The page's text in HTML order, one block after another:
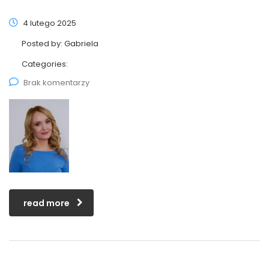
4 lutego 2025
Posted by: Gabriela
Categories:
Brak komentarzy
read more